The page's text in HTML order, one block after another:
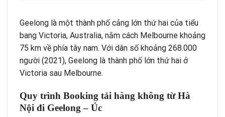
Geelong là một thành phố cảng lớn thứ hai của tiểu
bang Victoria, Australia, nằm cách Melbourne khoảng
75 km về phía tây nam. Với dân số khoảng 268.000
người (2021), Geelong là thành phố lớn thứ hai ở
Victoria sau Melbourne.
Quy trình Booking tải hàng không từ Hà
Nội đi Geelong – Úc